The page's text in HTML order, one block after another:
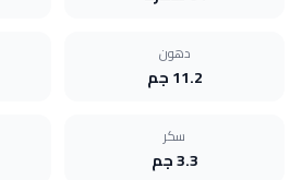
دهون
11.2 جم
سكر
3.3 جم